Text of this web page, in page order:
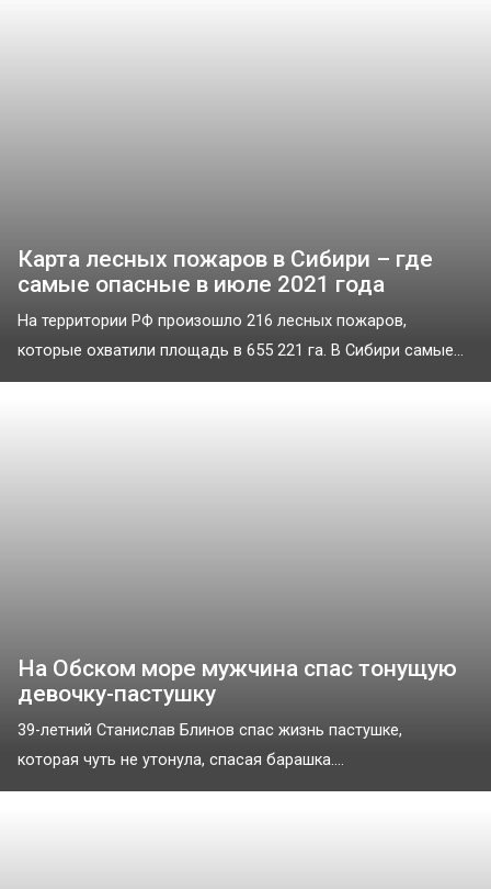
Карта лесных пожаров в Сибири – где
самые опасные в июле 2021 года
На территории РФ произошло 216 лесных пожаров,
которые охватили площадь в 655 221 га. В Сибири самые...
На Обском море мужчина спас тонущую
девочку-пастушку
39-летний Станислав Блинов спас жизнь пастушке,
которая чуть не утонула, спасая барашка....